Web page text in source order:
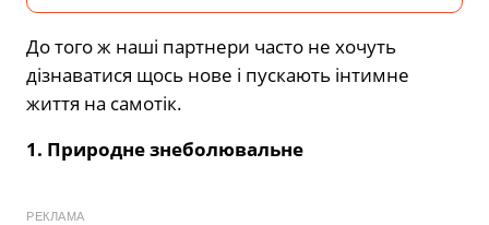
До того ж наші партнери часто не хочуть
дізнаватися щось нове і пускають інтимне
життя на самотік.
1. Природнезнеболювальне
РЕКЛАМА